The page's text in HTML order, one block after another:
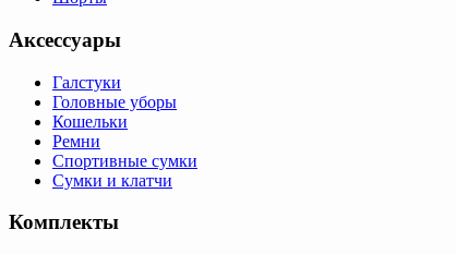
Аксессуары
Галстуки
Головные уборы
Кошельки
Ремни
Спортивные сумки
Сумки и клатчи
Комплекты